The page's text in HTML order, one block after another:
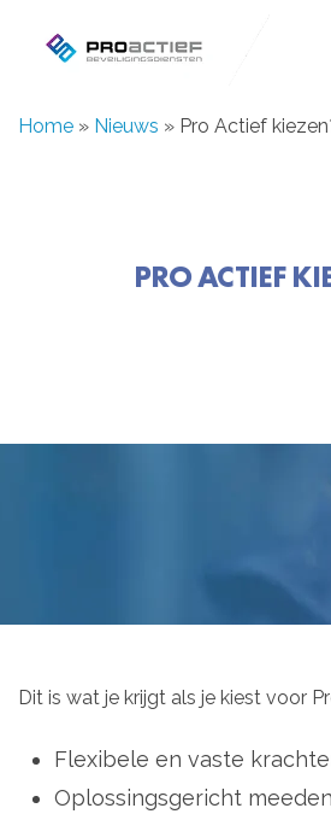
content
Home » Nieuws » Pro Actief
PRO ACTIEF
Dit is wat je krijgt als je kiest voor
Flexibele en vaste
Oplossingsgericht